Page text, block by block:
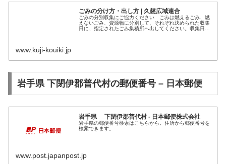
ごみの分け方・出し方 | 久慈広域連合
ごみの分別収集にご協力ください ごみは燃えるごみ、燃
えないごみ、資源物に分別して、それぞれ決められた収集
日に、指定されたごみ集積所へ出してください。収集日程
www.kuji-kouiki.jp
岩手県 下閉伊郡普代村の郵便番号 – 日本郵便
岩手県 下閉伊郡普代村 - 日本郵便株式会社
岩手県の郵便番号検索はこちらから。住所から郵便番号を
検索できます。
www.post.japanpost.jp